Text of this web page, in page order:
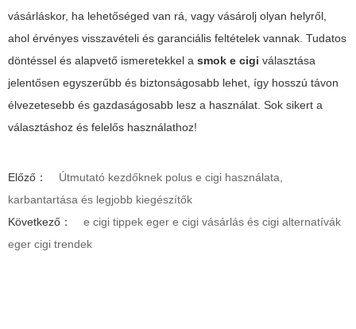
vásárláskor, ha lehetőséged van rá, vagy vásárolj olyan helyről,
ahol érvényes visszavételi és garanciális feltételek vannak. Tudatos
döntéssel és alapvető ismeretekkel a smok e cigi választása
jelentősen egyszerűbb és biztonságosabb lehet, így hosszú távon
élvezetesebb és gazdaságosabb lesz a használat. Sok sikert a
választáshoz és felelős használathoz!
Előző：
Útmutató kezdőknek polus e cigi használata,
karbantartása és legjobb kiegészítők
Következő：
e cigi tippek eger e cigi vásárlás és cigi alternatívák
eger cigi trendek